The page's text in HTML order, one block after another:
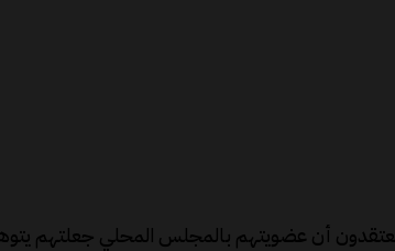
أن عضويتهم بالمجلس المحلي جعلتهم